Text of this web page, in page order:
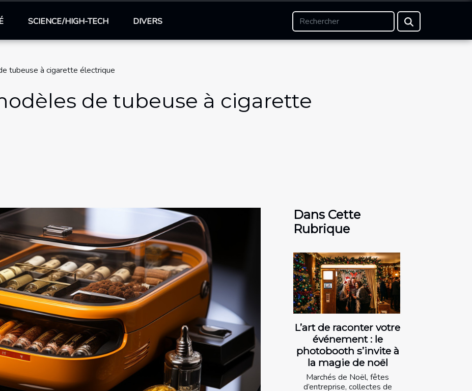
SCIENCE/HIGH-TECH DIVERS
tubeuse à cigarette électrique
de tubeuse à cigarette
Dans Cette
Rubrique
L’art de raconter votre
événement : le
photobooth s’invite à
la magie de noël
Marchés de Noël, fêtes
d’entreprise, collectes de